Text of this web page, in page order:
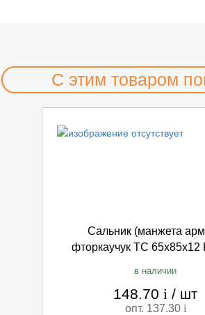
С этим товаром
Сальник (манжета
фторкаучук TC 65х85х12
в наличии
148.70i / шт
опт. 137.30 i